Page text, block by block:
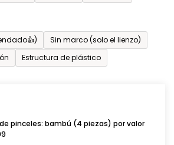
Sin marco (solo el lienzo)
Estructura de plástico
pinceles: bambú (4 piezas) por valor